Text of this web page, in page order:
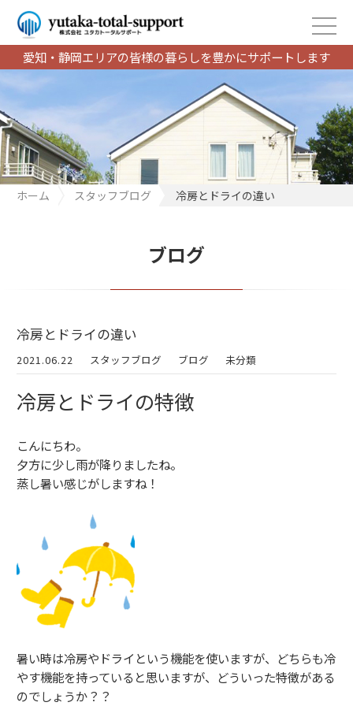
愛知・静岡エリアの皆様の暮らしを豊かにサポートします
ホーム スタッフブログ 冷房とドライの違い
ブログ
冷房とドライの違い
2021.06.22 スタッフブログ ブログ 未分類
冷房とドライの特徴
こんにちわ。
夕方に少し雨が降りましたね。
蒸し暑い感じがしますね！
暑い時は冷房やドライという機能を使いますが、どちらも冷
やす機能を持っていると思いますが、どういった特徴がある
のでしょうか？？